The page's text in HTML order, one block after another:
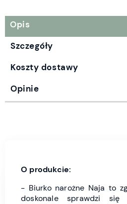
Opis
Szczegóły
Koszty dostawy
Opinie
O produkcie:
- Biurko narożne Naja to
doskonale sprawdzi się